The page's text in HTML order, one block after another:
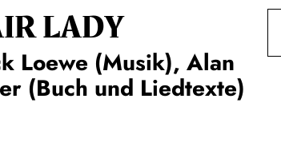
LADY
Loewe (Musik), Alan
(Buch und Liedtexte)